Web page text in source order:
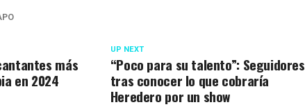
UP NEXT
“Poco para su talento”: Seguidores
tras conocer lo que cobraría
Heredero por un show
más
en 2024